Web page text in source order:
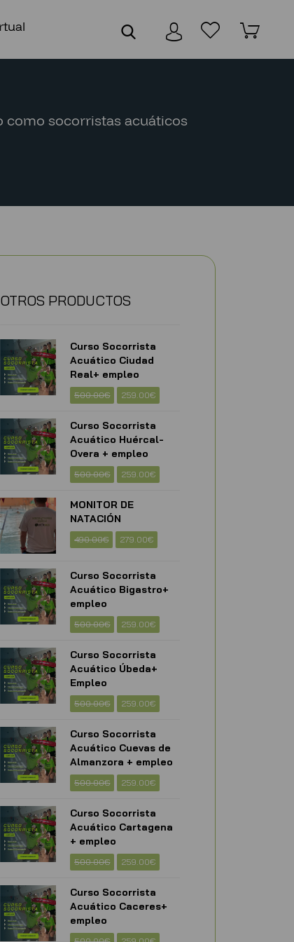
como socorristas acuáticos
OTROS PRODUCTOS
Curso Socorrista
Acuático Ciudad
Real+ empleo
500.00€ 259.00€
Curso Socorrista
Acuático Huércal-
Overa + empleo
500.00€ 259.00€
MONITOR DE
NATACIÓN
490.00€ 279.00€
Curso Socorrista
Acuático Bigastro+
empleo
500.00€ 259.00€
Curso Socorrista
Acuático Úbeda+
Empleo
500.00€ 259.00€
Curso Socorrista
Acuático Cuevas de
Almanzora + empleo
500.00€ 259.00€
Curso Socorrista
Acuático Cartagena
+ empleo
500.00€ 259.00€
Curso Socorrista
Acuático Caceres+
empleo